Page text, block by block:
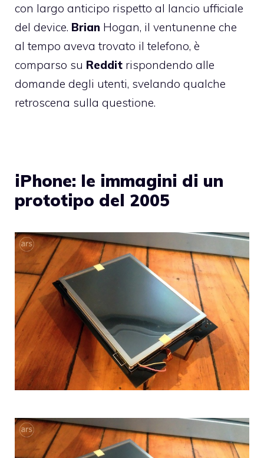
con largo anticipo rispetto al lancio ufficiale
del device. Brian Hogan, il ventunenne che
al tempo aveva trovato il telefono, è
comparso su Reddit rispondendo alle
domande degli utenti, svelando qualche
retroscena sulla questione.
iPhone: le immagini di un
prototipo del 2005